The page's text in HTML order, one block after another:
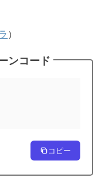
）
ンコード
コピー